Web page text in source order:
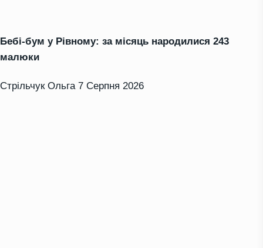
Бебі-бум у Рівному: за місяць народилися 243
малюки
Стрільчук Ольга 7 Серпня 2026